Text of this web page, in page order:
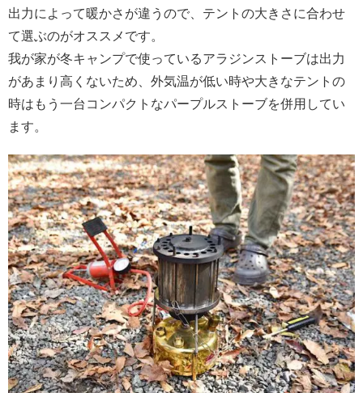
出力によって暖かさが違うので、テントの大きさに合わせ
て選ぶのがオススメです。
我が家が冬キャンプで使っているアラジンストーブは出力
があまり高くないため、外気温が低い時や大きなテントの
時はもう一台コンパクトなパープルストーブを併用してい
ます。